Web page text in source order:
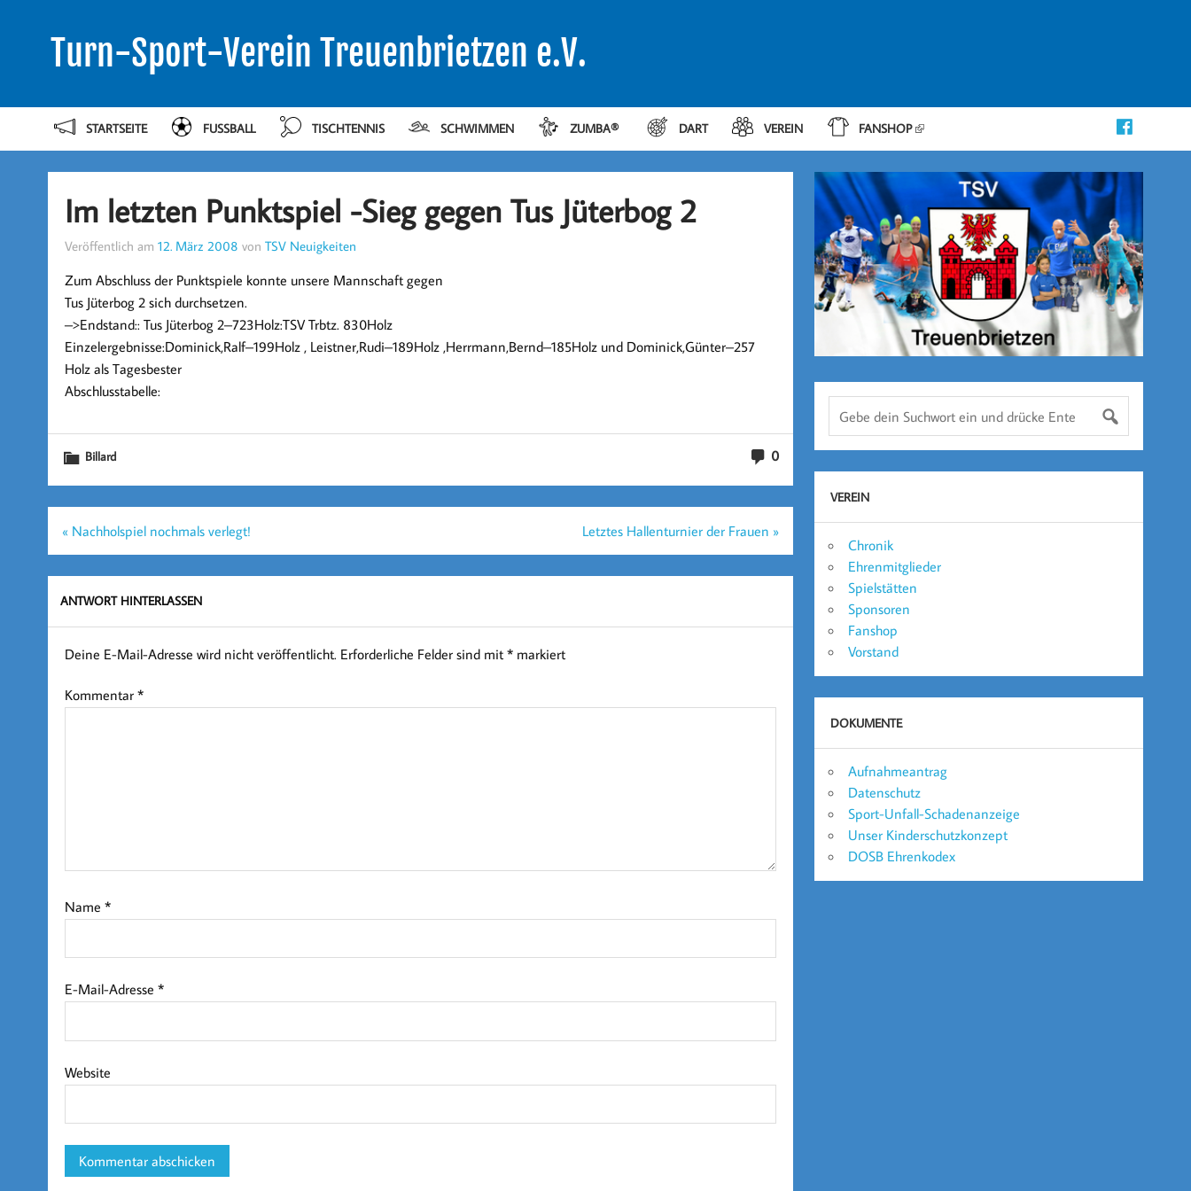
Turn-Sport-Verein Treuenbrietzen e.V.
STARTSEITE FUSSBALL TISCHTENNIS SCHWIMMEN ZUMBA® DART VEREIN FANSHOP
Im letzten Punktspiel -Sieg gegen Tus Jüterbog 2
Veröffentlich am 12. März 2008 von TSV Neuigkeiten
Zum Abschluss der Punktspiele konnte unsere Mannschaft gegen
Tus Jüterbog 2 sich durchsetzen.
–>Endstand:: Tus Jüterbog 2–723Holz:TSV Trbtz. 830Holz
Einzelergebnisse:Dominick,Ralf–199Holz , Leistner,Rudi–189Holz ,Herrmann,Bernd–185Holz und Dominick,Günter–257
Holz als Tagesbester
Abschlusstabelle:
0
Billard
Beitragsnavigation
« Nachholspiel nochmals verlegt! Letztes Hallenturnier der Frauen »
ANTWORT HINTERLASSEN
Deine E-Mail-Adresse wird nicht veröffentlicht. Erforderliche Felder sind mit *markiert
Kommentar *
Name *
E-Mail-Adresse *
Website
VEREIN
Chronik
Ehrenmitglieder
Spielstätten
Sponsoren
Fanshop
Vorstand
DOKUMENTE
Aufnahmeantrag
Datenschutz
Sport-Unfall-Schadenanzeige
Unser Kinderschutzkonzept
DOSB Ehrenkodex